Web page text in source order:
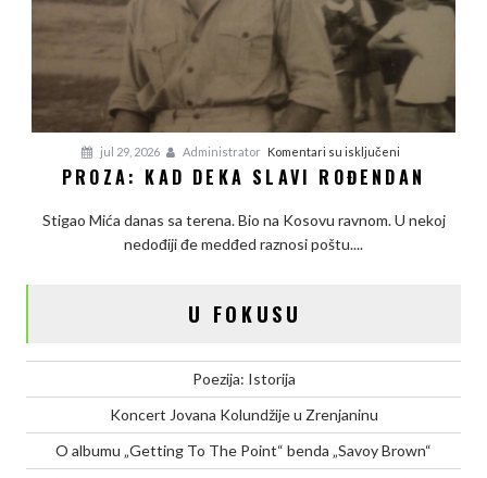
jul 29, 2026 Administrator Komentari su isključenina
Proza:
deka
PROZA: KAD DEKA SLAVI ROĐENDAN
Stigao Mića danas sa terena. Bio na Kosovu ravnom. U nekoj
nedođiji đe medđed raznosi poštu....
U FOKUSU
Poezija: Istorija
Koncert Jovana Kolundžije u Zrenjaninu
O albumu „Getting To The Point“ benda „Savoy Brown“